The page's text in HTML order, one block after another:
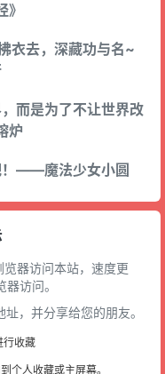
衣去，深藏功与名~
而是为了不让世界改
炉
！——魔法少女小圆
器访问本站，速度更
访问。
，并分享给您的朋友。
行收藏
个人收藏或主屏幕。